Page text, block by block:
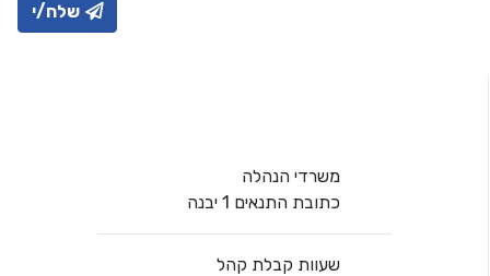
שלח/י
משרדי הנהלה
כתובת התנאים 1 יבנה
שעוות קבלת קהל